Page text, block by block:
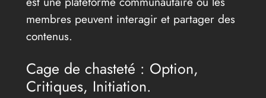
membres peuvent interagir et partager des
contenus.
Cage de chasteté : Option,
Critiques, Initiation.